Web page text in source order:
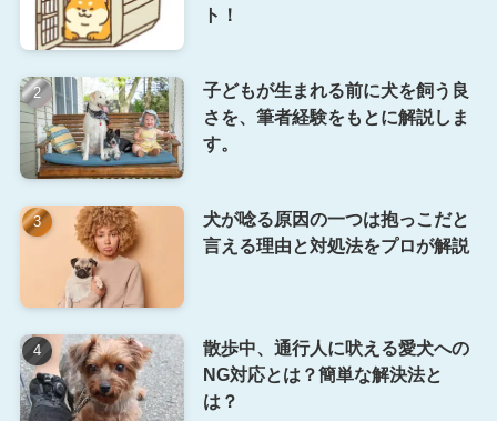
ト！
子どもが生まれる前に犬を飼う良
さを、筆者経験をもとに解説しま
す。
犬が唸る原因の一つは抱っこだと
言える理由と対処法をプロが解説
散歩中、通行人に吠える愛犬への
NG対応とは？簡単な解決法と
は？